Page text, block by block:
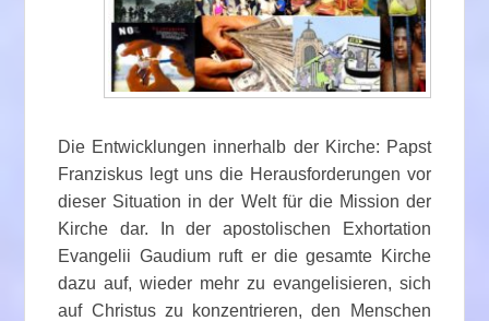
Die Entwicklungen innerhalb der Kirche: Papst
Franziskus legt uns die Herausforderungen vor
dieser Situation in der Welt für die Mission der
Kirche dar. In der apostolischen Exhortation
Evangelii Gaudium ruft er die gesamte Kirche
dazu auf, wieder mehr zu evangelisieren, sich
auf Christus zu konzentrieren, den Menschen